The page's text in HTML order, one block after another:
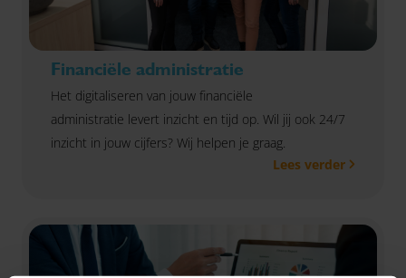
Financiële administratie
Het digitaliseren van jouw financiële
administratie levert inzicht en tijd op. Wil jij ook 24/7
inzicht in jouw cijfers? Wij helpen je graag.
Lees verder